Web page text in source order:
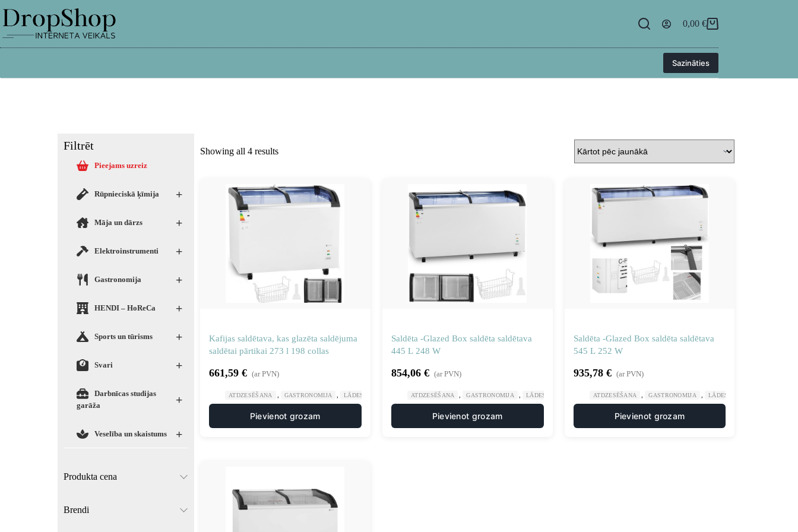
0,00 €
Sazināties
Filtrēt
Pieejams uzreiz
+
Rūpnieciskā ķīmija
+
Māja un dārzs
+
Elektroinstrumenti
+
Gastronomija
+
HENDI – HoReCa
+
Sports un tūrisms
+
Svari
+
Darbnīcas studijas
garāža
+
Veselība un skaistums
Produkta cena
Brendi
Showing all 4 results
Kafijas saldētava, kas glazēta saldējuma
saldētai pārtikai 273 l 198 collas
661,59 € (ar PVN)
ATDZESĒŠANA GASTRONOMIJA LĀDES SALDĒTAVAS UN LEDUSSKAPJI
Pievienot grozam
Saldēta -Glazed Box saldēta saldētava
445 L 248 W
854,06 € (ar PVN)
ATDZESĒŠANA GASTRONOMIJA LĀDES SALDĒTAVAS UN LEDUSSKAPJI
Pievienot grozam
Saldēta -Glazed Box saldēta saldētava
545 L 252 W
935,78 € (ar PVN)
ATDZESĒŠANA GASTRONOMIJA LĀDES SALDĒTAVAS UN
Pievienot grozam